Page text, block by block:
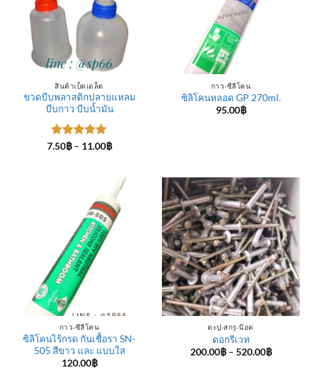
สินค้าเบ็ดเตล็ด
ขวดบีบพลาสติกปลายแหลม
บีบกาว บีบน้ำมัน
ให้คะแนน
7.50฿ – 11.00฿Price
11.00฿
กาว-ซีลีโคน
ซิลิโคนหลอด GP 270ml.
95.00฿
กาว-ซีลีโคน
ซิลิโคนไร้กรด กันเชื้อรา SN-
505 สีขาว และ แบบใส
120.00฿
ตะปู-สกรู-น๊อต
ดอกรีเวท
200.00฿ – 520.00฿Price